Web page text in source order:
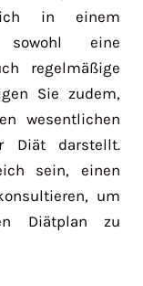
in einem
eine
regelmäßige
Sie zudem,
wesentlichen
Diät darstellt.
sein, einen
um
Diätplan zu